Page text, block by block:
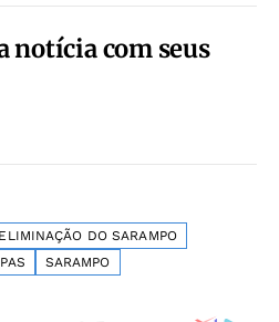
notícia com seus
DO SARAMPO
SARAMPO